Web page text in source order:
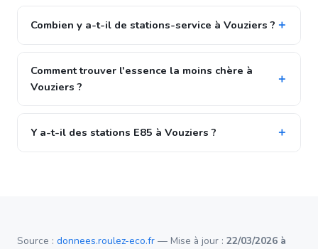
Combien y a-t-il de stations-service à Vouziers ?
Comment trouver l'essence la moins chère à
Vouziers ?
Y a-t-il des stations E85 à Vouziers ?
Source : donnees.roulez-eco.fr — Mise à jour : 22/03/2026 à